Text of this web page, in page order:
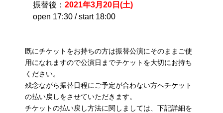
振替後： 2021年3月20日(土)
open 17:30 / start 18:00
既にチケットをお持ちの方は振替公演にそのままご使
用になれますので公演日までチケットを大切にお持ち
ください。
残念ながら振替日程にご予定が合わない方へチケット
の払い戻しをさせていただきます。
チケットの払い戻し方法に関しましては、下記詳細を